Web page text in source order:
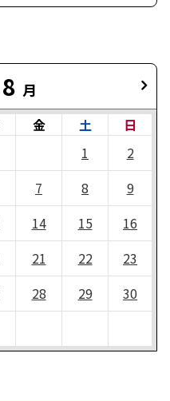
8 月
金 土
日
1
2
7 8
9
14 15
16
21 22
23
28 29
30